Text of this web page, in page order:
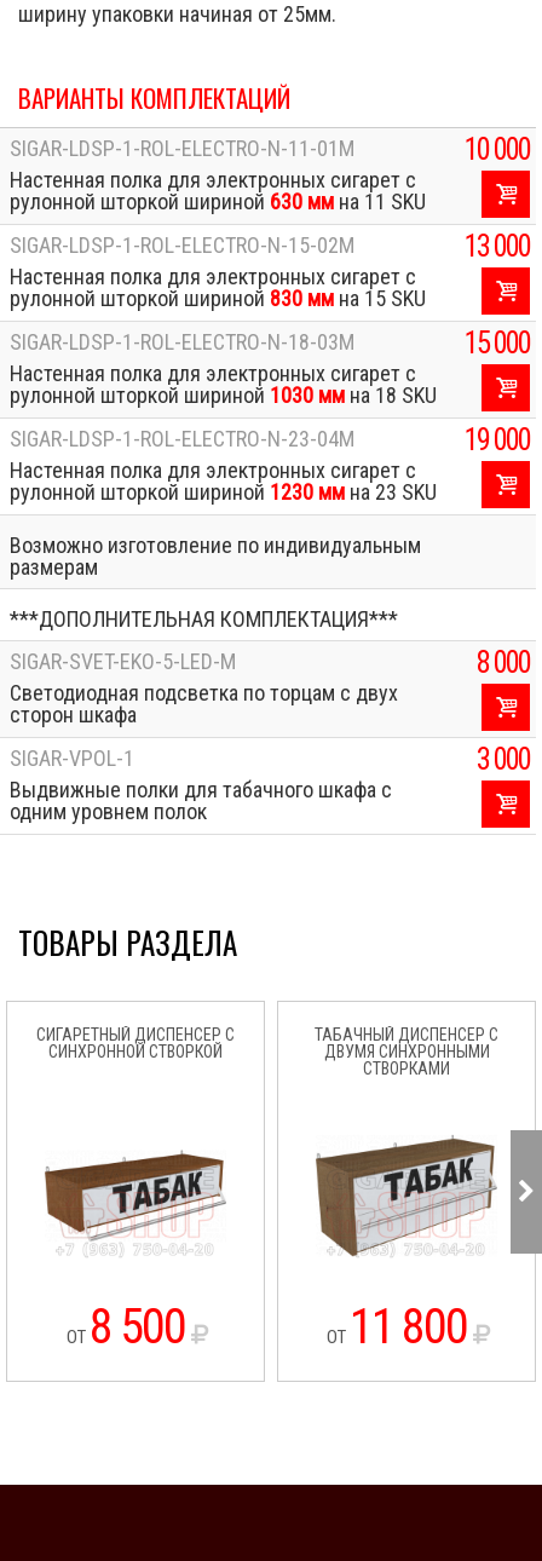
ширину упаковки начиная от 25мм.
ВАРИАНТЫ КОМПЛЕКТАЦИЙ
SIGAR-LDSP-1-ROL-ELECTRO-N-11-01M
Настенная полка для электронных сигарет с
рулонной шторкой шириной 630 мм на 11 SKU
10 000
SIGAR-LDSP-1-ROL-ELECTRO-N-15-02M
Настенная полка для электронных сигарет с
рулонной шторкой шириной 830 мм на 15 SKU
13 000
SIGAR-LDSP-1-ROL-ELECTRO-N-18-03M
Настенная полка для электронных сигарет с
рулонной шторкой шириной 1030 мм на 18 SKU
15 000
SIGAR-LDSP-1-ROL-ELECTRO-N-23-04M
Настенная полка для электронных сигарет с
рулонной шторкой шириной 1230 мм на 23 SKU
19 000
Возможно изготовление по индивидуальным
размерам
***ДОПОЛНИТЕЛЬНАЯ КОМПЛЕКТАЦИЯ***
SIGAR-SVET-EKO-5-LED-M
Светодиодная подсветка по торцам с двух
сторон шкафа
8 000
SIGAR-VPOL-1
Выдвижные полки для табачного шкафа с
одним уровнем полок
3 000
ТОВАРЫ РАЗДЕЛА
СИГАРЕТНЫЙ ДИСПЕНСЕР С
СИНХРОННОЙ СТВОРКОЙ
ОТ 8 500
ТАБАЧНЫЙ ДИСПЕНСЕР С
ДВУМЯ СИНХРОННЫМИ
СТВОРКАМИ
ОТ 11 800